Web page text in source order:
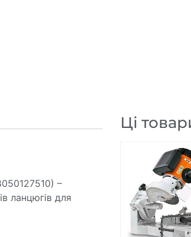
–
ланцюгів для
Ці